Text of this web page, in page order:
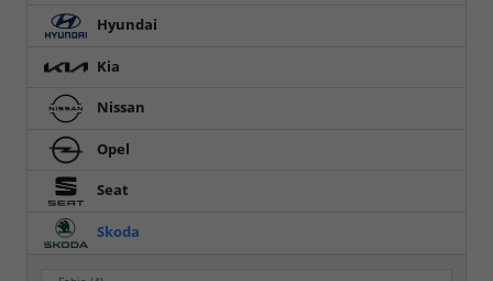
Hyundai
Kia
Nissan
Opel
Seat
Skoda